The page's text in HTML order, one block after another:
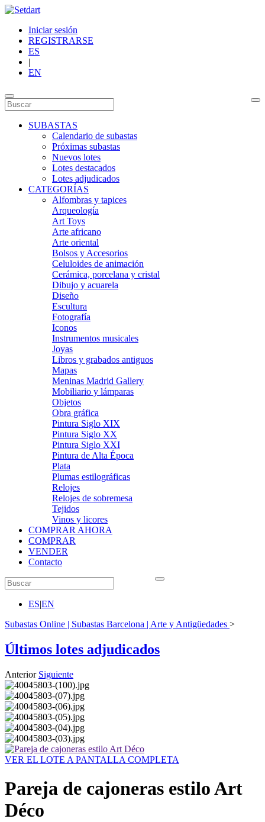
Iniciar sesión
REGISTRARSE
ES
|
EN
SUBASTAS
Calendario de subastas
Próximas subastas
Nuevos lotes
Lotes destacados
Lotes adjudicados
CATEGORÍAS
Alfombras y tapices
Arqueología
Art Toys
Arte africano
Arte oriental
Bolsos y Accesorios
Celuloides de animación
Cerámica, porcelana y cristal
Dibujo y acuarela
Diseño
Escultura
Fotografía
Iconos
Instrumentos musicales
Joyas
Libros y grabados antiguos
Mapas
Meninas Madrid Gallery
Mobiliario y lámparas
Objetos
Obra gráfica
Pintura Siglo XIX
Pintura Siglo XX
Pintura Siglo XXI
Pintura de Alta Época
Plata
Plumas estilográficas
Relojes
Relojes de sobremesa
Tejidos
Vinos y licores
COMPRAR AHORA
COMPRAR
VENDER
Contacto
ES|EN
Subastas Online | Subastas Barcelona | Arte y Antigüedades >
Últimos lotes adjudicados
Anterior Siguiente
VER EL LOTE A PANTALLA COMPLETA
Pareja de cajoneras estilo Art
Déco